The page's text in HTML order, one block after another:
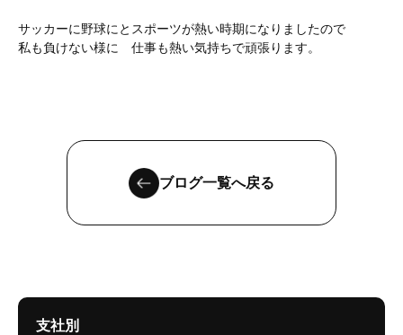
サッカーに野球にとスポーツが熱い時期になりましたので
私も負けない様に 仕事も熱い気持ちで頑張ります。
ブログ一覧へ戻る
支社別